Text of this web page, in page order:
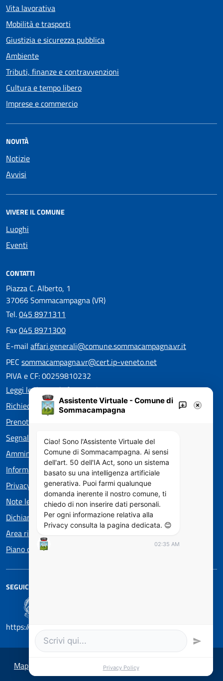
Vita lavorativa
Mobilità e trasporti
Giustizia e sicurezza pubblica
Ambiente
Tributi, finanze e contravvenzioni
Cultura e tempo libero
Imprese e commercio
NOVITÀ
Notizie
Avvisi
VIVERE IL COMUNE
Luoghi
Eventi
CONTATTI
Piazza C. Alberto, 1
37066 Sommacampagna (VR)
Tel.045 8971311
Fax045 8971300
E-mail affari.generali@comune.sommacampagna.vr.it
PEC sommacampagna.vr@cert.ip-veneto.net
PIVA e CF: 00259810232
Leggi le domande frequenti
Richiedi assistenza
Prenota appuntamento
Segnala disservizio
Amministrazione trasparente
Informativa privacy
Privacy policy EOS
Note legali
Dichiarazione di accessibilità
Area riservata
Piano di Miglioramento dei servizi
SEGUICI SU
https://designers.italia.it/
Mappa del sito
Assistente Virtuale - Comune di
Sommacampagna
Ciao! Sono l'Assistente Virtuale del
Comune di Sommacampagna. Ai sensi
dell'art. 50 dell'IA Act, sono un sistema
basato su una intelligenza artificiale
generativa. Puoi farmi qualunque
domanda inerente il nostro comune, ti
chiedo di non inserire dati personali.
Per ogni informazione relativa alla
Privacy consulta la pagina dedicata. 😊
02:35 AM
Privacy Policy